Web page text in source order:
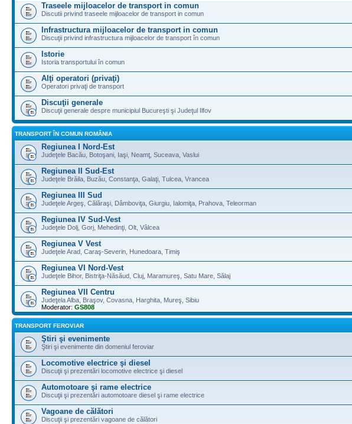
Traseele mijloacelor de transport in comun
Discutii privind traseele mijloacelor de transport in comun
Infrastructura mijloacelor de transport in comun
Discuţii privind infrastructura mijloacelor de transport în comun
Istorie
Istoria transportului în comun
Alţi operatori (privaţi)
Operatori privaţi de transport
Discuţii generale
Discuţii generale despre municipiul Bucureşti şi Judeţul Ilfov
TRANSPORT ÎN COMUN ROMÂNIA
Regiunea I Nord-Est
Judeţele Bacău, Botoşani, Iaşi, Neamţ, Suceava, Vaslui
Regiunea II Sud-Est
Judeţele Brăila, Buzău, Constanţa, Galaţi, Tulcea, Vrancea
Regiunea III Sud
Judeţele Argeş, Călăraşi, Dâmboviţa, Giurgiu, Ialomiţa, Prahova, Teleorman
Regiunea IV Sud-Vest
Judeţele Dolj, Gorj, Mehedinţi, Olt, Vâlcea
Regiunea V Vest
Judeţele Arad, Caraş-Severin, Hunedoara, Timiş
Regiunea VI Nord-Vest
Judeţele Bihor, Bistriţa-Năsăud, Cluj, Maramureş, Satu Mare, Sălaj
Regiunea VII Centru
Judeţela Alba, Braşov, Covasna, Harghita, Mureş, Sibiu
Moderator: GS808
TRANSPORT FEROVIAR
Ştiri şi evenimente
Ştiri şi evenimente din domeniul feroviar
Locomotive electrice şi diesel
Discuţii şi prezentări locomotive electrice şi diesel
Automotoare şi rame electrice
Discuţii şi prezentări automotoare diesel şi rame electrice
Vagoane de călători
Discuţii şi prezentări vagoane de călători